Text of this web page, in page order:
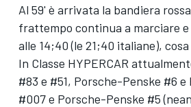
Al 59' è arrivata la bandiera
frattempo continua a marciare
alle 14;40 (le 21;40 italiane),
In Classe HYPERCAR
#83 e #51, Porsche-Penske #6
#007 e Porsche-Penske #5